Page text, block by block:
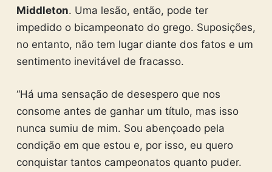
Middleton. Uma lesão, então, pode ter
impedido o bicampeonato do grego. Suposições,
no entanto, não tem lugar diante dos fatos e um
sentimento inevitável de fracasso.
“Há uma sensação de desespero que nos
consome antes de ganhar um título, mas isso
nunca sumiu de mim. Sou abençoado pela
condição em que estou e, por isso, eu quero
conquistar tantos campeonatos quanto puder.